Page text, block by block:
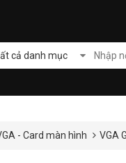
cả danh mục
- Card màn hình VGA